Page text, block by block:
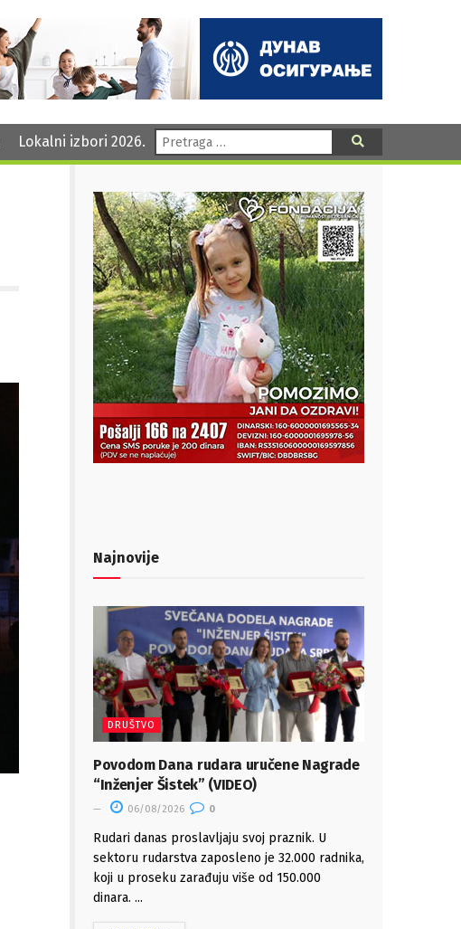
Lokalni izbori 2026. Pretraga:
Najnovije
DRUŠTVO
Povodom Dana rudara uručene Nagrade
“Inženjer Šistek” (VIDEO)
06/08/2026 0
Rudari danas proslavljaju svoj praznik. U
sektoru rudarstva zaposleno je 32.000 radnika,
koji u proseku zarađuju više od 150.000
dinara. ...